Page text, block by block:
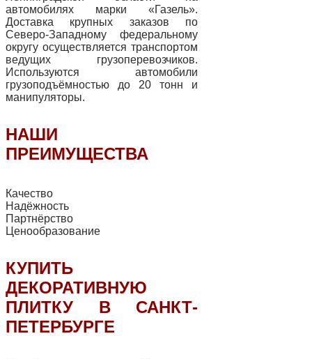
автомобилях марки «Газель».
Доставка крупных заказов по
Северо-Западному федеральному
округу осуществляется транспортом
ведущих грузоперевозчиков.
Используются автомобили
грузоподъёмностью до 20 тонн и
манипуляторы.
НАШИ
ПРЕИМУЩЕСТВА
Качество
Надёжность
Партнёрство
Ценообразование
КУПИТЬ
ДЕКОРАТИВНУЮ
ПЛИТКУ В САНКТ-
ПЕТЕРБУРГЕ